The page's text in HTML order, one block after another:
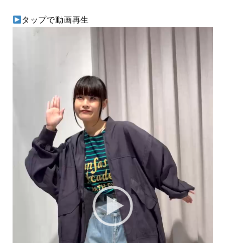
タップで動画再生